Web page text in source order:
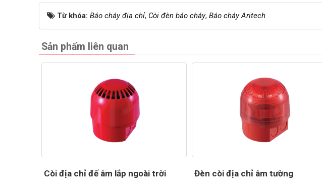
Từ khóa: Báo cháy địa chỉ, Còi đèn báo cháy, Báo cháy Aritech
Sản phẩm liên quan
Còi địa chỉ đế âm lắp ngoài trời Đèn còi địa chỉ âm tường